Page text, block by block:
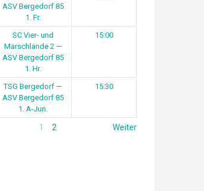
ASV Bergedorf 85
1. Fr.
SC Vier- und
Marschlande 2 —
ASV Bergedorf 85
1. Hr.
15:00
TSG Bergedorf —
ASV Bergedorf 85
1. A-Jun.
15:30
1 2 Weiter